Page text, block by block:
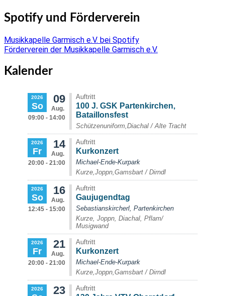
Spotify und Förderverein
Musikkapelle Garmisch e.V. bei Spotify
Förderverein der Musikkapelle Garmisch e.V.
Kalender